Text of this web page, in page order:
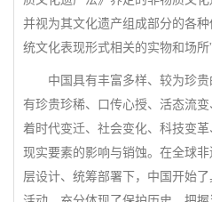
并视为其文化遗产组成部分的各
统文化表现形式相关的实物和场所”
中国具有丰富多样、较为珍贵
有珍贵珍稀、口传心授、活态流
着时代变迁、社会变化、科技变
现实要素的影响与销蚀。在全球
层设计、统筹部署下，中国开始